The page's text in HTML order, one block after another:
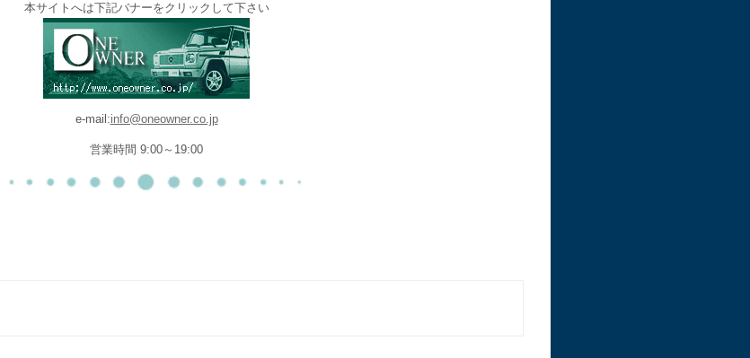
本サイトへは下記バナーをクリックして下さい
e-mail:info@oneowner.co.jp
営業時間 9:00～19:00